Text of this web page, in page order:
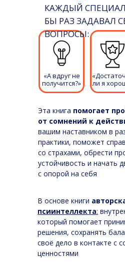
«А вдруг не
получится?»
ли я
В основе книги
псиинтеллекта:
который помогает
решения, сохранять
своё дело в контакте с
ценностями
КАЖДЫЙ
БЫ РАЗ ЗАДАВАЛ
ВОПРОСЫ:
Эта книга помогает
от сомнений к
вашим наставником в
практики, поможет
со страхами, обрести
устойчивость и начать
с опорой на себя